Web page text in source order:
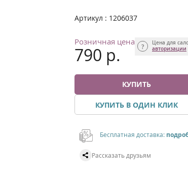
Артикул : 1206037
Розничная цена
790 р.
Цена для
авторизации
КУПИТЬ
КУПИТЬ В ОДИН КЛИК
Бесплатная доставка:
Рассказать друзьям